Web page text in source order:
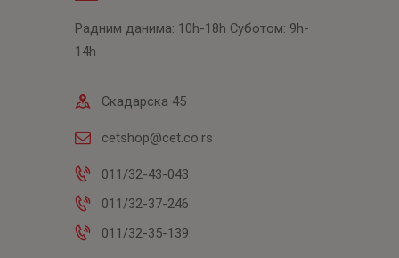
Радним данима: 10h-18h Суботом: 9h-
14h
Скадарска 45
cetshop@cet.co.rs
011/32-43-043
011/32-37-246
011/32-35-139